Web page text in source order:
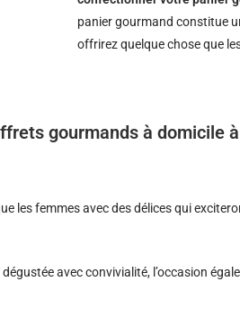
panier gourmand constitue
offrirez quelque chose que
gourmands à domicile
les femmes avec des délices qui
avec convivialité, l’occasion